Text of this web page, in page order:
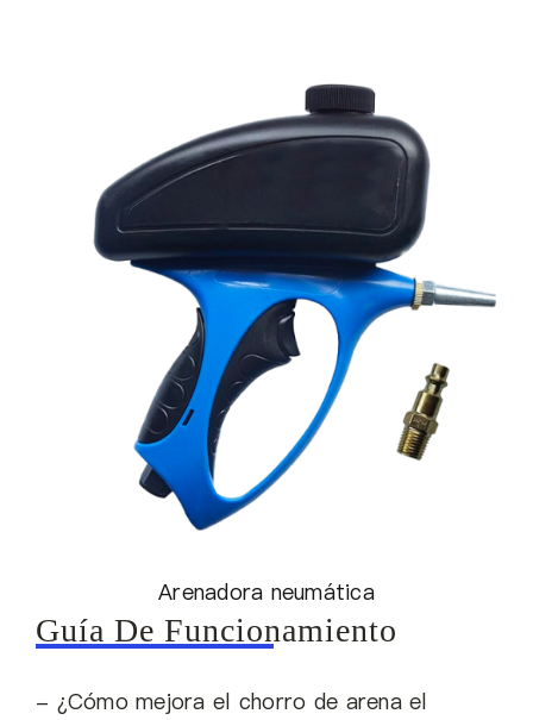
Arenadora neumática
Guía De Funcionamiento
- ¿Cómo mejora el chorro de arena el